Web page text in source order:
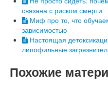
связана с риском смерти
Миф про то, что
зависимостью
Настоящая
липофильные
Похожие